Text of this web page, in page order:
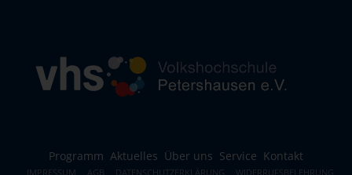
Programm Aktuelles Über uns Service Kontakt
IMPRESSUM AGB DATENSCHUTZERKLÄRUNG
WIDERRUFSBELEHRUNG